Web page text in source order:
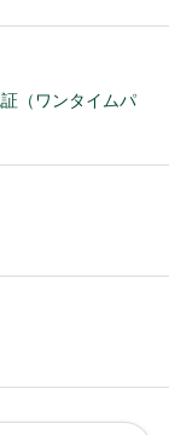
（ワンタイムパ